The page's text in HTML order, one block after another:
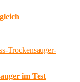
im Test